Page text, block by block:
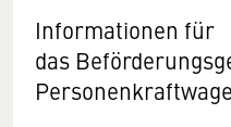
Informationen für
das